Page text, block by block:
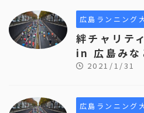
広島ランニング
絆チャリテ
in 広島みな
2021/1/31
広島ランニング